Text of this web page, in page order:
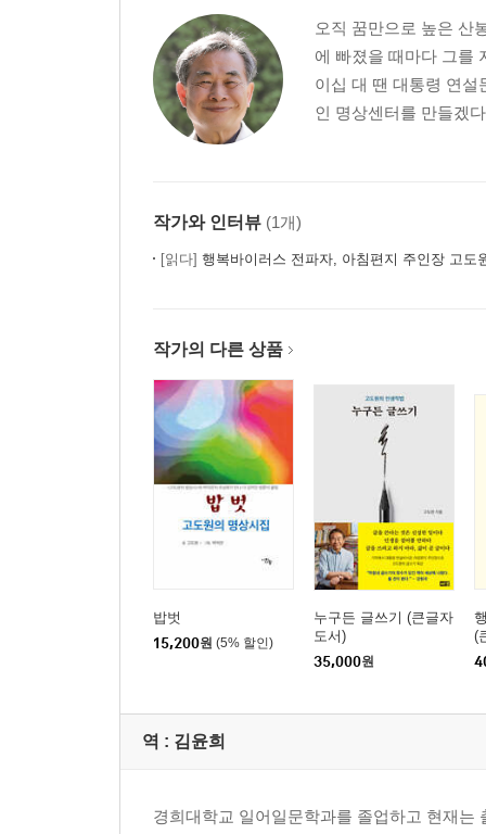
오직 꿈만으로 높은 산
에 빠졌을 때마다 그를
이십 대 땐 대통령 연
인 명상센터를 만들겠
작가와 인터뷰 (1개)
[읽다] 행복바이러스 전파자, 아침편지 주인장 고도
작가의 다른 상품
밥벗
15,200원 (5% 할인)
누구든 글쓰기 (큰글자
도서)
35,000원
(
역 : 김윤희
경희대학교 일어일문학과를 졸업하고 현재